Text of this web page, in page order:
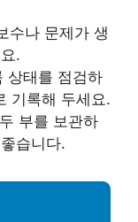
수나 문제가 생
.
상태를 점검하
기록해 두세요.
부를 보관하
습니다.